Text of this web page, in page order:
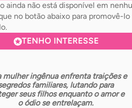
ainda não está disponível em
no botão abaixo para promovê-lo
TENHO INTERESSE
mulher ingênua enfrenta traições e
familiares, lutando para
seus filhos enquanto o amor e
o ódio se entrelaçam.